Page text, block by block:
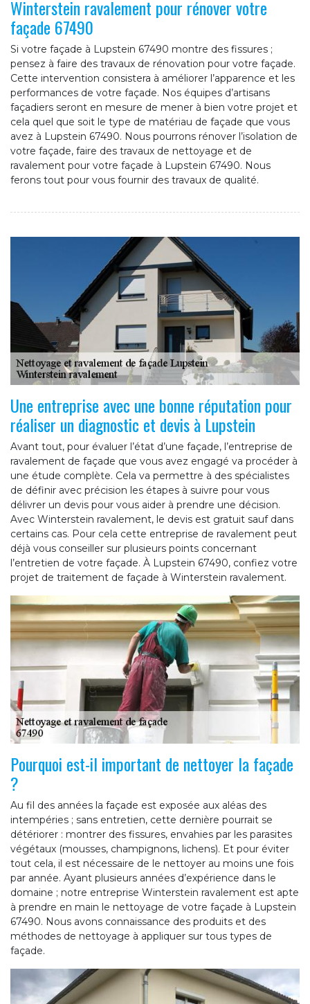
Winterstein ravalement pour rénover votre
façade 67490
Si votre façade à Lupstein 67490 montre des fissures ;
pensez à faire des travaux de rénovation pour votre façade.
Cette intervention consistera à améliorer l’apparence et les
performances de votre façade. Nos équipes d’artisans
façadiers seront en mesure de mener à bien votre projet et
cela quel que soit le type de matériau de façade que vous
avez à Lupstein 67490. Nous pourrons rénover l’isolation de
votre façade, faire des travaux de nettoyage et de
ravalement pour votre façade à Lupstein 67490. Nous
ferons tout pour vous fournir des travaux de qualité.
Une entreprise avec une bonne réputation pour
réaliser un diagnostic et devis à Lupstein
Avant tout, pour évaluer l’état d’une façade, l’entreprise de
ravalement de façade que vous avez engagé va procéder à
une étude complète. Cela va permettre à des spécialistes
de définir avec précision les étapes à suivre pour vous
délivrer un devis pour vous aider à prendre une décision.
Avec Winterstein ravalement, le devis est gratuit sauf dans
certains cas. Pour cela cette entreprise de ravalement peut
déjà vous conseiller sur plusieurs points concernant
l’entretien de votre façade. À Lupstein 67490, confiez votre
projet de traitement de façade à Winterstein ravalement.
Pourquoi est-il important de nettoyer la façade
?
Au fil des années la façade est exposée aux aléas des
intempéries ; sans entretien, cette dernière pourrait se
détériorer : montrer des fissures, envahies par les parasites
végétaux (mousses, champignons, lichens). Et pour éviter
tout cela, il est nécessaire de le nettoyer au moins une fois
par année. Ayant plusieurs années d’expérience dans le
domaine ; notre entreprise Winterstein ravalement est apte
à prendre en main le nettoyage de votre façade à Lupstein
67490. Nous avons connaissance des produits et des
méthodes de nettoyage à appliquer sur tous types de
façade.